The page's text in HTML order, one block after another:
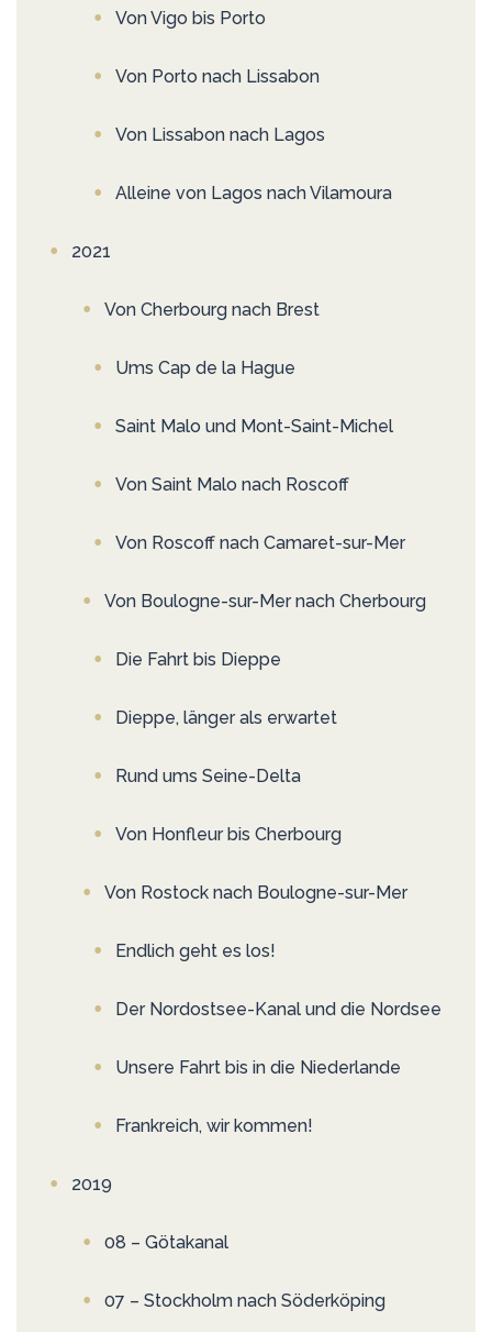
Von Vigo bis Porto
Von Porto nach Lissabon
Von Lissabon nach Lagos
Alleine von Lagos nach Vilamoura
2021
Von Cherbourg nach Brest
Ums Cap de la Hague
Saint Malo und Mont-Saint-Michel
Von Saint Malo nach Roscoff
Von Roscoff nach Camaret-sur-Mer
Von Boulogne-sur-Mer nach Cherbourg
Die Fahrt bis Dieppe
Dieppe, länger als erwartet
Rund ums Seine-Delta
Von Honfleur bis Cherbourg
Von Rostock nach Boulogne-sur-Mer
Endlich geht es los!
Der Nordostsee-Kanal und die Nordsee
Unsere Fahrt bis in die Niederlande
Frankreich, wir kommen!
2019
08 – Götakanal
07 – Stockholm nach Söderköping